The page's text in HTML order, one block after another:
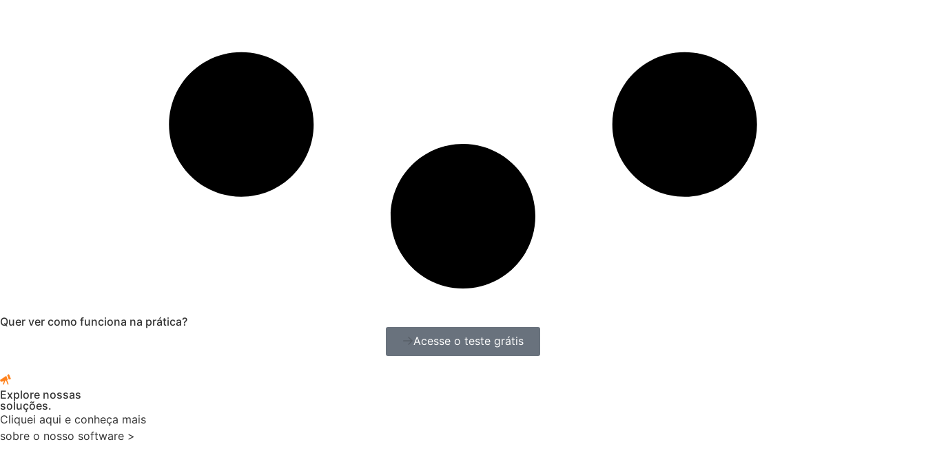
Quer ver como funciona na prática?
Acesse o teste grátis
Explore nossas
soluções.
Cliquei aqui e conheça mais
sobre o nosso software >